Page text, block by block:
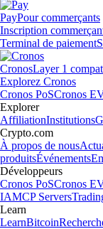
PayPour commerçants
Inscription
Terminal de paiement
CronosLayer 1
Explorez Cronos
Cronos PoSCronos
Explorer
AffiliationInstitutions
Crypto.com
À propos de nous
produitsÉvénements
Développeurs
Cronos PoSCronos
IAMCP Servers
Learn
LearnBitcoin